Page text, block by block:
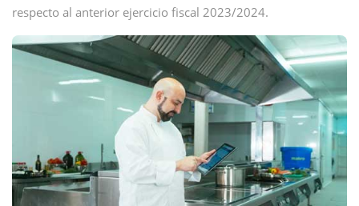
respecto al anterior ejercicio fiscal 2023/2024.